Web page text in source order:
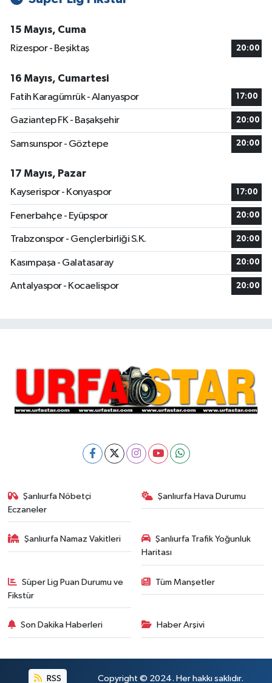
15 Mayıs, Cuma
Rizespor - Beşiktaş
20:00
16 Mayıs, Cumartesi
Fatih Karagümrük - Alanyaspor
17:00
Gaziantep FK - Başakşehir 20:00
Samsunspor - Göztepe 20:00
17 Mayıs, Pazar
Kayserispor - Konyaspor
17:00
Fenerbahçe - Eyüpspor 20:00
Trabzonspor - Gençlerbirliği S.K. 20:00
Kasımpaşa - Galatasaray 20:00
Antalyaspor - Kocaelispor 20:00
Şanlıurfa Nöbetçi
Eczaneler
Şanlıurfa Hava Durumu
Şanlıurfa Namaz Vakitleri
Şanlıurfa Trafik Yoğunluk
Haritası
Süper Lig Puan Durumu ve
Fikstür
Tüm Manşetler
Son Dakika Haberleri Haber Arşivi
RSS Copyright © 2024. Her hakkı saklıdır.